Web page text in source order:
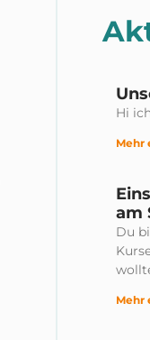
Hi
Mehr
am
Du
Mehr